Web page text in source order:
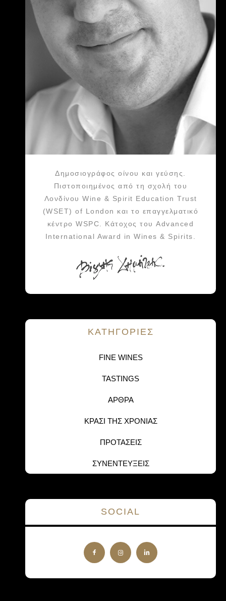
Δημοσιογράφος οίνου και γεύσης.
Πιστοποιημένος από τη σχολή του
Λονδίνου Wine & Spirit Education Trust
(WSET) of London και το επαγγελματικό
κέντρο WSPC. Κάτοχος του Advanced
International Award in Wines & Spirits.
KΑΤΗΓΟΡΙΕΣ
FINE WINES
TASTINGS
ΑΡΘΡΑ
ΚΡΑΣΙ ΤΗΣ ΧΡΟΝΙΑΣ
ΠΡΟΤΑΣΕΙΣ
ΣΥΝΕΝΤΕΥΞΕΙΣ
SOCIAL